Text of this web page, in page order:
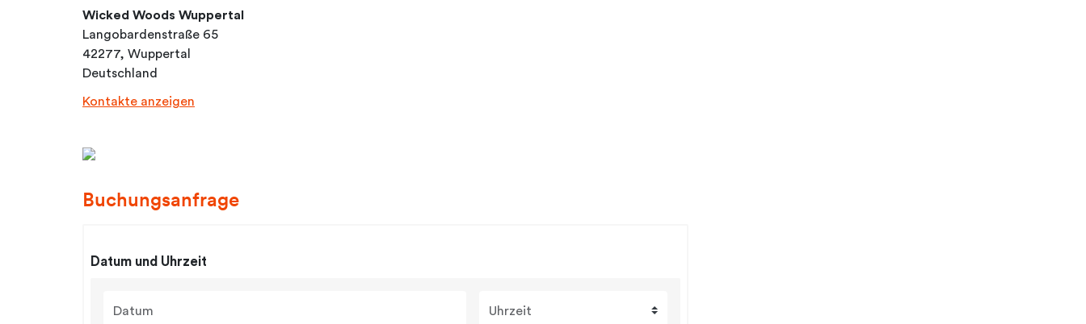
Wicked Woods Wuppertal
Langobardenstraße 65
42277, Wuppertal
Deutschland
Kontakte anzeigen
Buchungsanfrage
Datum und Uhrzeit
Datum Uhrzeit